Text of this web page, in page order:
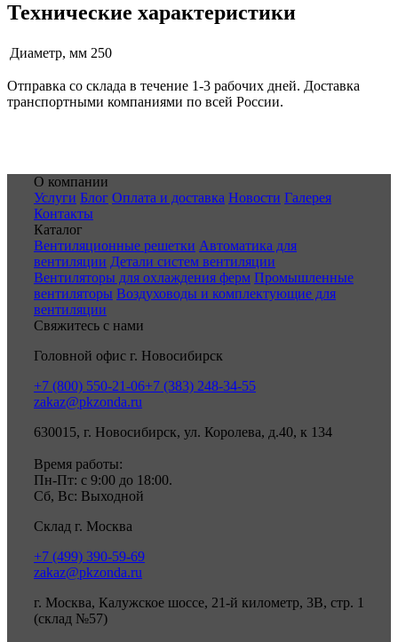
Технические характеристики
Диаметр, мм 250
Отправка со склада в течение 1-3 рабочих дней. Доставка
транспортными компаниями по всей России.
О компании
Услуги Блог Оплата и доставка Новости Галерея
Контакты
Каталог
Вентиляционные решетки Автоматика для
вентиляции Детали систем вентиляции
Вентиляторы для охлаждения ферм Промышленные
вентиляторы Воздуховоды и комплектующие для
вентиляции
Свяжитесь с нами
Головной офис г. Новосибирск
+7 (800) 550-21-06+7 (383) 248-34-55
zakaz@pkzonda.ru
630015, г. Новосибирск, ул. Королева, д.40, к 134
Время работы:
Пн-Пт: с 9:00 до 18:00.
Сб, Вс: Выходной
Склад г. Москва
+7 (499) 390-59-69
zakaz@pkzonda.ru
г. Москва, Калужское шоссе, 21-й километр, 3В, стр. 1
(склад №57)